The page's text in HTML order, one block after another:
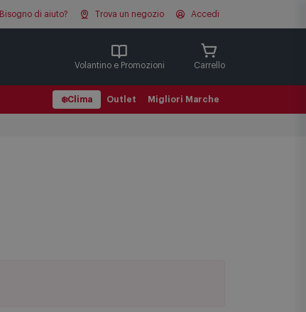
Bisogno di aiuto? Trova un negozio Accedi
Volantino e Promozioni Carrello
❄️Clima Outlet Migliori Marche